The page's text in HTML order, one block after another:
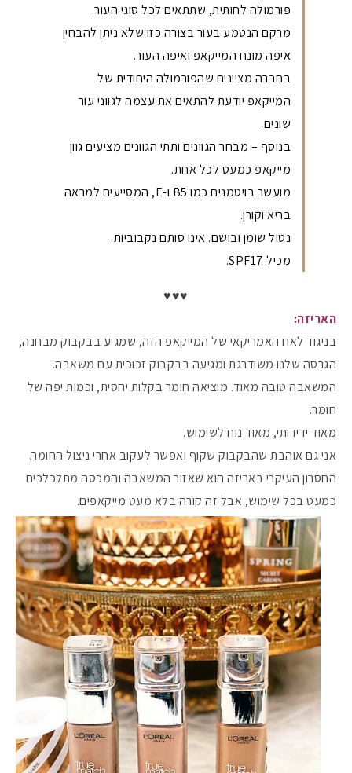
פורמולה לחותית, שתתאים לכל סוגי העור.
מרקם הנטמע בעור בצורה כזו שלא ניתן להבחין
איפה מונח המייקאפ ואיפה העור.
בחברה מציינים שהפורמולה היחודית של
המייקאפ יודעת להתאים את עצמה לגווני עור
שונים.
בנוסף – מבחר הגוונים ותתי הגוונים מציעים גוון
מייקאפ כמעט לכל אחת.
מועשר בויטמנים כמו B5 ו-E, המסייעים למראה
בריא וקורן.
נטול שומן ובושם. אינו סותם נקבוביות.
מכיל SPF17.
♥️♥️♥️
האריזה:
בניגוד לאח האמריקאי של המייקאפ הזה, שמגיע בבקבוק מבחנה,
הגרסה שלנו משודרגת ומגיעה בבקבוק זכוכית עם משאבה.
המשאבה טובה מאוד. מוציאה חומר בקלות יחסית, וכמות יפה של
חומר.
מאוד ידידותי, מאוד נוח לשימוש.
אני גם אוהבת שהבקבוק שקוף ואפשר לעקוב אחרי ניצול החומר.
החסרון העיקרי באריזה הוא שאזור המשאבה והמכסה מתלכלכים
כמעט בכל שימוש, אבל זה קורה בלא מעט מייקאפים.